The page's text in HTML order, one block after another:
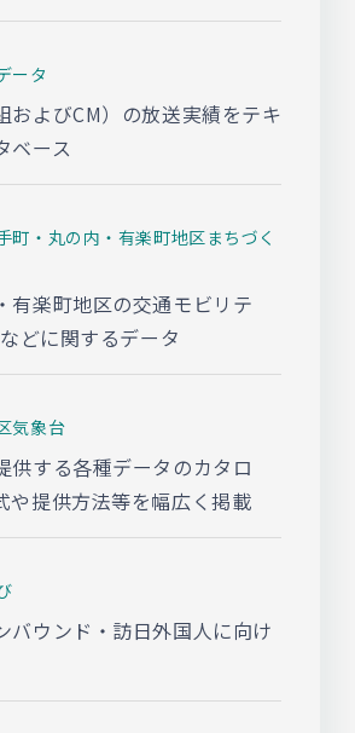
ータ
およびCM）の放送実績をテキ
ベース
町・丸の内・有楽町地区まちづく
有楽町地区の交通モビリテ
どに関するデータ
気象台
供する各種データのカタロ
や提供方法等を幅広く掲載
バウンド・訪日外国人に向け